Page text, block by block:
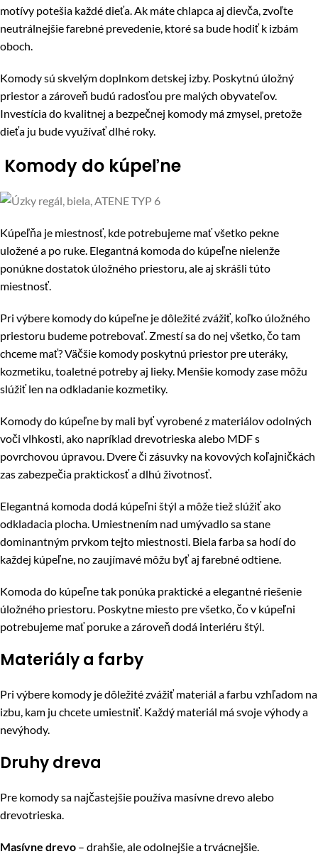
motívy potešia každé dieťa. Ak máte chlapca aj dievča, zvoľte
neutrálnejšie farebné prevedenie, ktoré sa bude hodiť k izbám
oboch.
Komody sú skvelým doplnkom detskej izby. Poskytnú úložný
priestor a zároveň budú radosťou pre malých obyvateľov.
Investícia do kvalitnej a bezpečnej komody má zmysel, pretože
dieťa ju bude využívať dlhé roky.
Komody do kúpeľne
Kúpeľňa je miestnosť, kde potrebujeme mať všetko pekne
uložené a po ruke. Elegantná komoda do kúpeľne nielenže
ponúkne dostatok úložného priestoru, ale aj skrášli túto
miestnosť.
Pri výbere komody do kúpeľne je dôležité zvážiť, koľko úložného
priestoru budeme potrebovať. Zmestí sa do nej všetko, čo tam
chceme mať? Väčšie komody poskytnú priestor pre uteráky,
kozmetiku, toaletné potreby aj lieky. Menšie komody zase môžu
slúžiť len na odkladanie kozmetiky.
Komody do kúpeľne by mali byť vyrobené z materiálov odolných
voči vlhkosti, ako napríklad drevotrieska alebo MDF s
povrchovou úpravou. Dvere či zásuvky na kovových koľajničkách
zas zabezpečia praktickosť a dlhú životnosť.
Elegantná komoda dodá kúpeľni štýl a môže tiež slúžiť ako
odkladacia plocha. Umiestnením nad umývadlo sa stane
dominantným prvkom tejto miestnosti. Biela farba sa hodí do
každej kúpeľne, no zaujímavé môžu byť aj farebné odtiene.
Komoda do kúpeľne tak ponúka praktické a elegantné riešenie
úložného priestoru. Poskytne miesto pre všetko, čo v kúpeľni
potrebujeme mať poruke a zároveň dodá interiéru štýl.
Materiály a farby
Pri výbere komody je dôležité zvážiť materiál a farbu vzhľadom na
izbu, kam ju chcete umiestniť. Každý materiál má svoje výhody a
nevýhody.
Druhy dreva
Pre komody sa najčastejšie používa masívne drevo alebo
drevotrieska.
Masívne drevo – drahšie, ale odolnejšie a trvácnejšie.